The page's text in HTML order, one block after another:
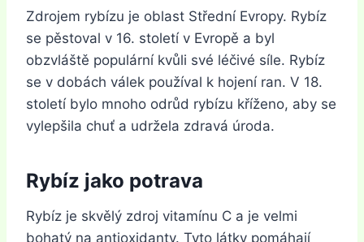
Zdrojem rybízu je oblast Střední Evropy. Rybíz
se pěstoval v 16. století v Evropě a byl
obzvláště populární kvůli své léčivé síle. Rybíz
se v dobách válek používal k hojení ran. V 18.
století bylo mnoho odrůd rybízu kříženo, aby se
vylepšila chuť a udržela zdravá úroda.
Rybíz jako potrava
Rybíz je skvělý zdroj vitamínu C a je velmi
bohatý na antioxidanty. Tyto látky pomáhají